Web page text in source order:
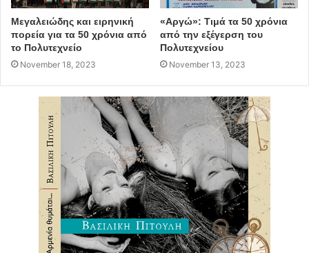
Μεγαλειώδης και ειρηνική
πορεία για τα 50 χρόνια από
το Πολυτεχνείο
November 18, 2023
«Αργώ»: Τιμά τα 50 χρόνια
από την εξέγερση του
Πολυτεχνείου
November 13, 2023